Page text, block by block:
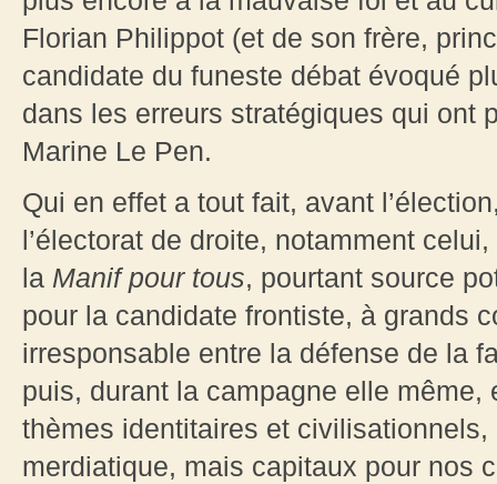
Florian Philippot (et de son frère,
candidate du funeste débat évoqué
dans les erreurs stratégiques qui ont
Marine Le Pen.
Qui en effet a tout fait, avant
l’électorat de droite, notamment
la Manif pour tous, pourtant source
pour la candidate frontiste, à grands
irresponsable entre la défense de la
puis, durant la campagne elle
thèmes identitaires et
merdiatique, mais capitaux pour nos